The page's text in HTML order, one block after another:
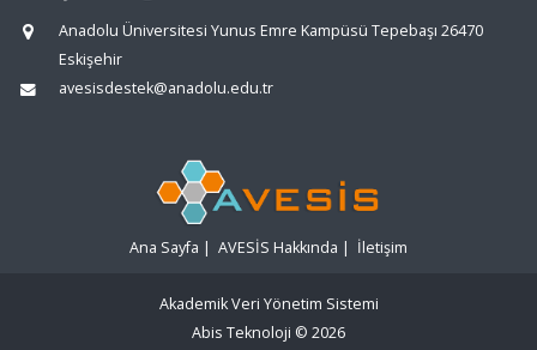
Anadolu Üniversitesi Yunus Emre Kampüsü Tepebaşı 26470
Eskişehir
avesisdestek@anadolu.edu.tr
Ana Sayfa | AVESİS Hakkında | İletişim
Akademik Veri Yönetim Sistemi
Abis Teknoloji © 2026